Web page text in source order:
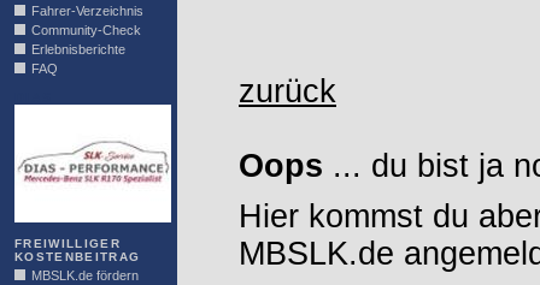
Fahrer-Verzeichnis
Community-Check
Erlebnisberichte
FAQ
FREIWILLIGER
KOSTENBEITRAG
MBSLK.de fördern
zurück
Oops ... du bist ja
Hier kommst du
MBSLK.de